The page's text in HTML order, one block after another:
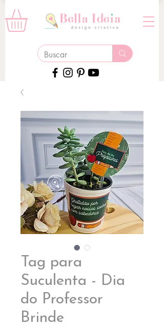
Tag para
Suculenta - Dia
do Professor
Brinde